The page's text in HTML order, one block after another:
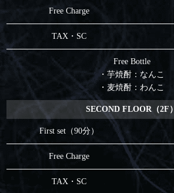
Free Charge
TAX・SC
Free Bottle
・芋焼酎：なんこ
・麦焼酎：わんこ
SECOND FLOOR（2F）
First set（90分）
Free Charge
TAX・SC